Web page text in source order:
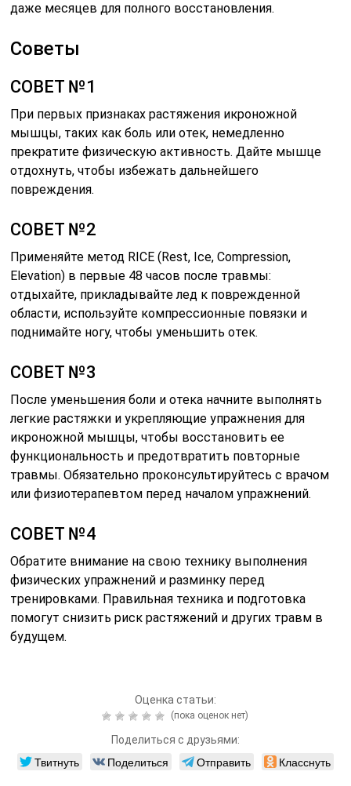
даже месяцев для полного восстановления.
Советы
СОВЕТ №1
При первых признаках растяжения икроножной
мышцы, таких как боль или отек, немедленно
прекратите физическую активность. Дайте мышце
отдохнуть, чтобы избежать дальнейшего
повреждения.
СОВЕТ №2
Применяйте метод RICE (Rest, Ice, Compression,
Elevation) в первые 48 часов после травмы:
отдыхайте, прикладывайте лед к поврежденной
области, используйте компрессионные повязки и
поднимайте ногу, чтобы уменьшить отек.
СОВЕТ №3
После уменьшения боли и отека начните выполнять
легкие растяжки и укрепляющие упражнения для
икроножной мышцы, чтобы восстановить ее
функциональность и предотвратить повторные
травмы. Обязательно проконсультируйтесь с врачом
или физиотерапевтом перед началом упражнений.
СОВЕТ №4
Обратите внимание на свою технику выполнения
физических упражнений и разминку перед
тренировками. Правильная техника и подготовка
помогут снизить риск растяжений и других травм в
будущем.
Оценка статьи:
(пока оценок нет)
Поделиться с друзьями:
Твитнуть Поделиться Отправить Класснуть